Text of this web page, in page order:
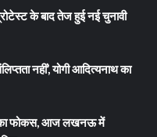
के बाद तेज हुई नई चुनावी
नहीं’, योगी आदित्यनाथ का
का फोकस, आज लखनऊ में